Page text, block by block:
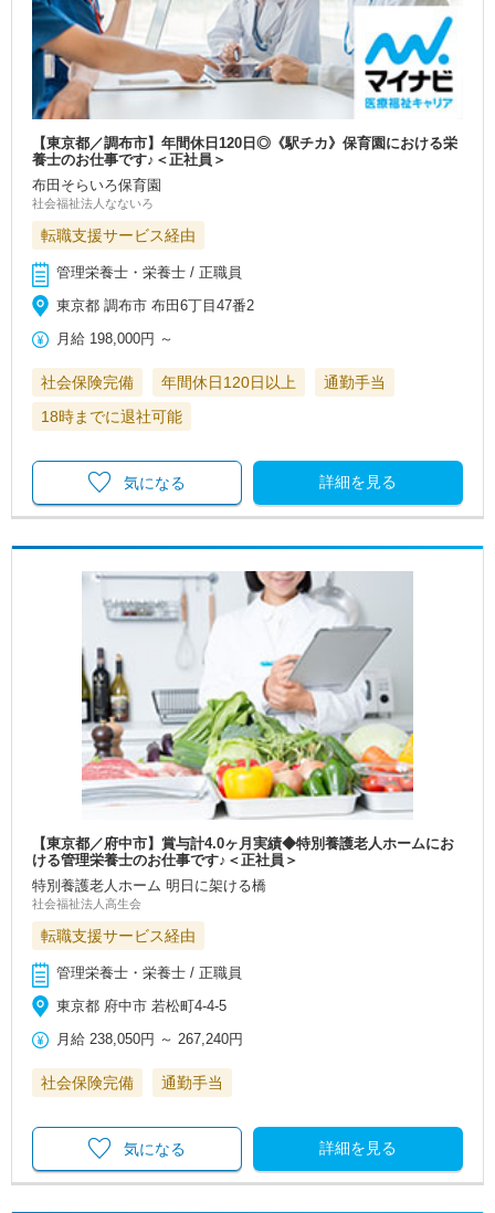
【東京都／調布市】年間休日120日◎《駅チカ》保育園における栄
養士のお仕事です♪＜正社員＞
布田そらいろ保育園
社会福祉法人なないろ
転職支援サービス経由
管理栄養士・栄養士 / 正職員
東京都 調布市 布田6丁目47番2
月給 198,000円 ～
社会保険完備 年間休日120日以上
通勤手当
18時までに退社可能
詳細を見る
気になる
【東京都／府中市】賞与計4.0ヶ月実績◆特別養護老人ホームにお
ける管理栄養士のお仕事です♪＜正社員＞
特別養護老人ホーム 明日に架ける橋
社会福祉法人高生会
転職支援サービス経由
管理栄養士・栄養士 / 正職員
東京都 府中市 若松町4-4-5
月給 238,050円 ～267,240円
社会保険完備 通勤手当
詳細を見る
気になる